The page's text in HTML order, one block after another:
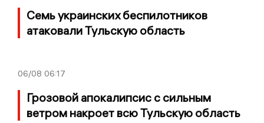
Семь украинских беспилотников
атаковали Тульскую область
06/08 06:17
Грозовой апокалипсис с сильным
ветром накроет всю Тульскую область